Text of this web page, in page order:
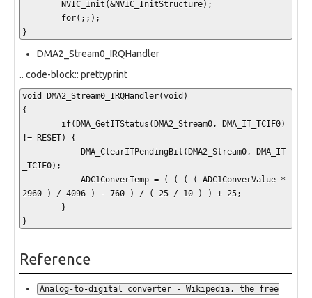
}
DMA2_Stream0_IRQHandler
.. code-block:: prettyprint
void DMA2_Stream0_IRQHandler(void)
{
!= RESET) {
_TCIF0);
2960 ) / 4096 ) - 760 ) / ( 25 / 10 ) ) + 25;
}
Reference
Analog-to-digital converter - Wikipedia, the free